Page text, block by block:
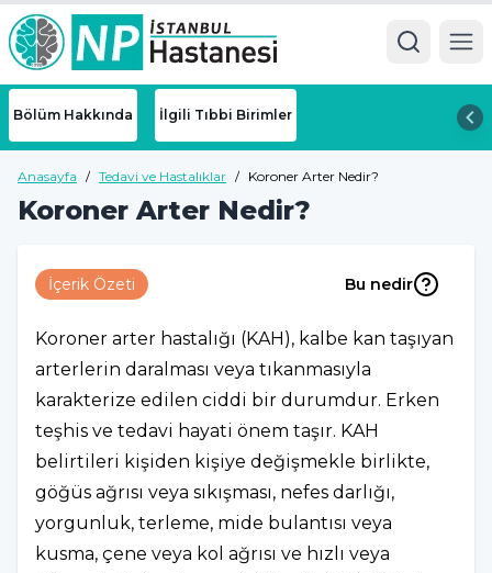
Bölüm Hakkında İlgili Tıbbi Birimler
Anasayfa / Tedavi ve Hastalıklar / Koroner Arter Nedir?
Koroner Arter Nedir?
İçerik Özeti Bu nedir
Koroner arter hastalığı (KAH), kalbe kan taşıyan
arterlerin daralması veya tıkanmasıyla
karakterize edilen ciddi bir durumdur. Erken
teşhis ve tedavi hayati önem taşır. KAH
belirtileri kişiden kişiye değişmekle birlikte,
göğüs ağrısı veya sıkışması, nefes darlığı,
yorgunluk, terleme, mide bulantısı veya
kusma, çene veya kol ağrısı ve hızlı veya